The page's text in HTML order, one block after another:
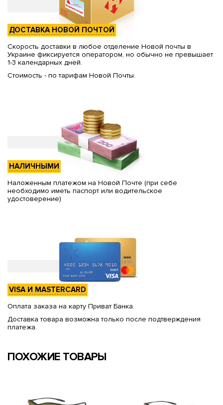
ДОСТАВКА НОВОЙ ПОЧТОЙ
Скорость доставки в любое отделение Новой почты в
Украине фиксируется оператором, но обычно не превышает
1-3 календарных дней.
Стоимость - по тарифам Новой Почты.
НАЛИЧНЫМИ
Наложенным платежом на Новой Почте (при себе
необходимо иметь паспорт или водительское
удостоверение)
VISA И MASTERCARD
Оплата заказа на карту Приват Банка.
Доставка товара возможна только после подтверждения
платежа.
ПОХОЖИЕ ТОВАРЫ